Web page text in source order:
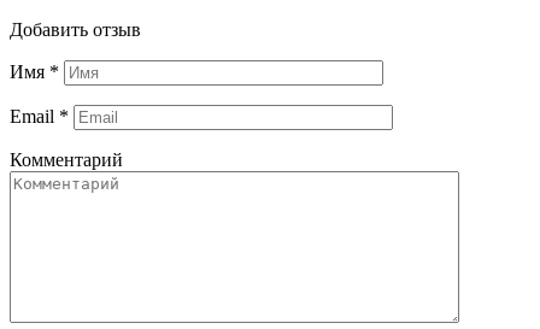
Добавить отзыв
Имя *
Email *
Комментарий